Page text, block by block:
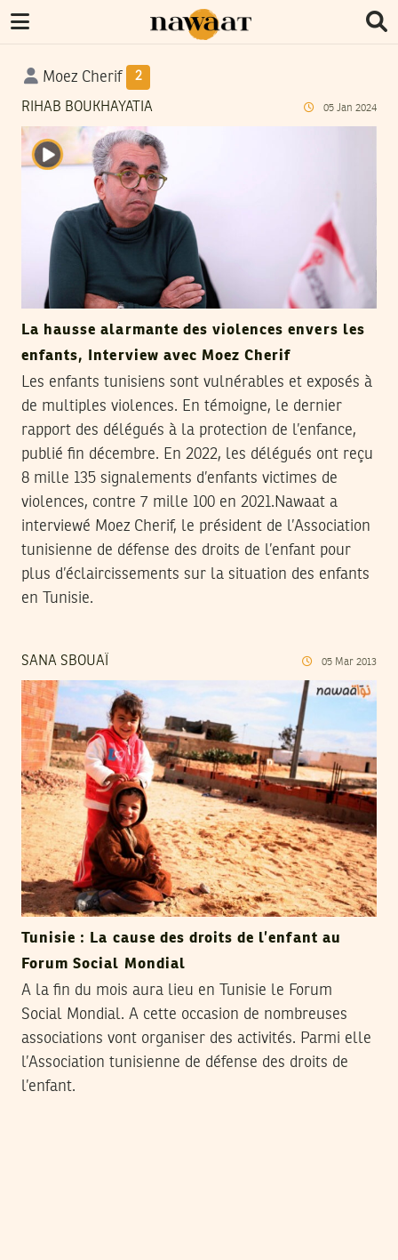
Moez Cherif 2
RIHAB BOUKHAYATIA 05 Jan 2024
La hausse alarmante des violences envers les
enfants, Interview avec Moez Cherif
Les enfants tunisiens sont vulnérables et exposés à
de multiples violences. En témoigne, le dernier
rapport des délégués à la protection de l’enfance,
publié fin décembre. En 2022, les délégués ont reçu
8 mille 135 signalements d’enfants victimes de
violences, contre 7 mille 100 en 2021.Nawaat a
interviewé Moez Cherif, le président de l’Association
tunisienne de défense des droits de l’enfant pour
plus d’éclaircissements sur la situation des enfants
en Tunisie.
SANA SBOUAÏ 05 Mar 2013
Tunisie : La cause des droits de l’enfant au
Forum Social Mondial
A la fin du mois aura lieu en Tunisie le Forum
Social Mondial. A cette occasion de nombreuses
associations vont organiser des activités. Parmi elle
l’Association tunisienne de défense des droits de
l’enfant.